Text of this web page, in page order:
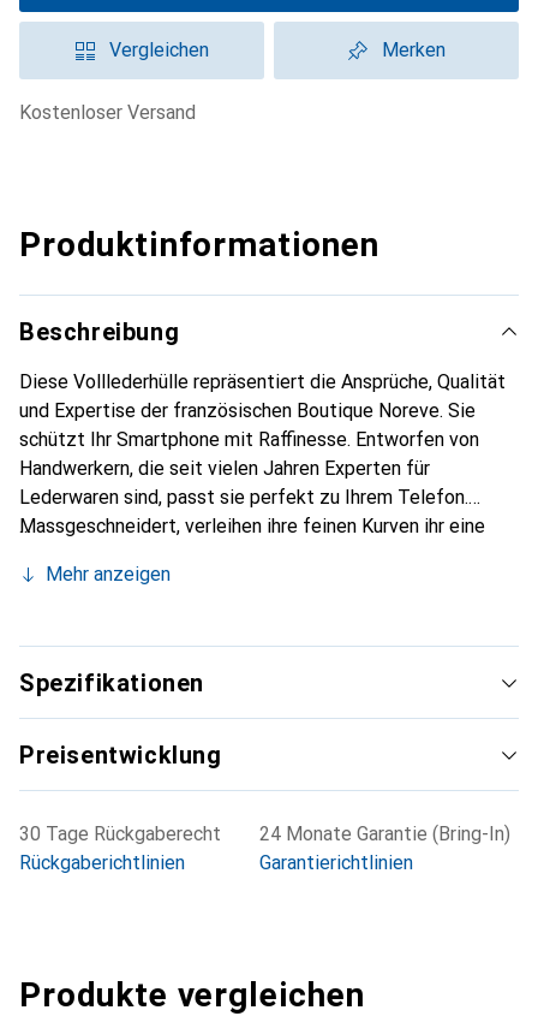
Vergleichen Merken
kostenloser Versand
Produktinformationen
Beschreibung
Diese Volllederhülle repräsentiert die Ansprüche, Qualität
und Expertise der französischen Boutique Noreve. Sie
schützt Ihr Smartphone mit Raffinesse. Entworfen von
Handwerkern, die seit vielen Jahren Experten für
Lederwaren sind, passt sie perfekt zu Ihrem Telefon.
Massgeschneidert, verleihen ihre feinen Kurven ihr eine
unverzichtbaren Accessoire für Ihr Smartphone.
die Marke Noreve eine sichere Wahl für eine
anspruchsvolle Kundschaft.
Mehr anzeigen
Spezifikationen
Preisentwicklung
30 Tage Rückgaberecht
Rückgaberichtlinien
24 Monate Garantie (Bring-In)
Garantierichtlinien
Produkte vergleichen